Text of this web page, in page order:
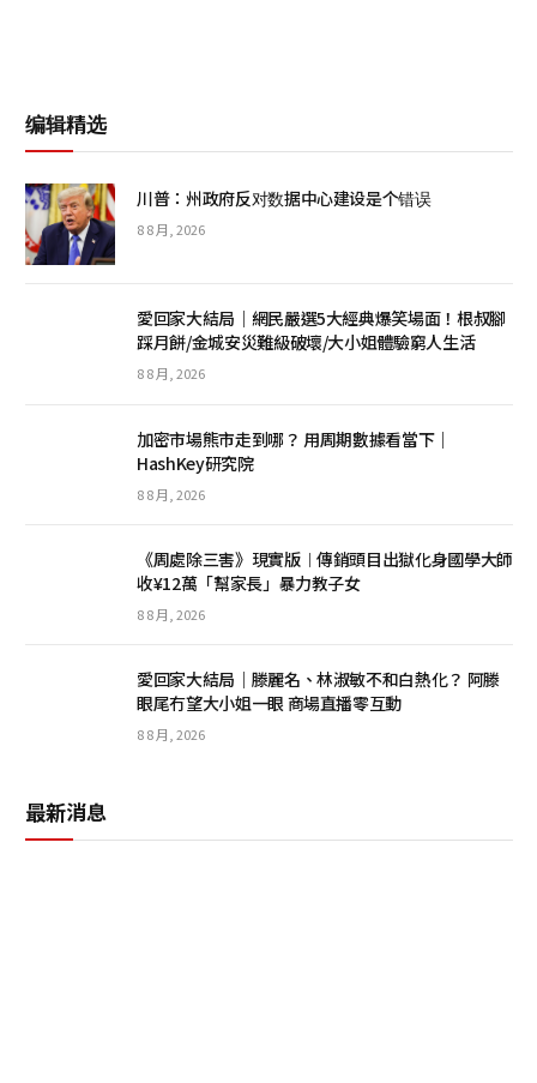
编辑精选
川普：州政府反对数据中心建设是个错误
8 8 月, 2026
愛回家大結局｜網民嚴選5大經典爆笑場面！根叔腳
踩月餅/金城安災難級破壞/大小姐體驗窮人生活
8 8 月, 2026
加密市場熊市走到哪？ 用周期數據看當下｜
HashKey研究院
8 8 月, 2026
《周處除三害》現實版︱傳銷頭目出獄化身國學大師
收¥12萬「幫家長」暴力教子女
8 8 月, 2026
愛回家大結局｜滕麗名、林淑敏不和白熱化？ 阿滕
眼尾冇望大小姐一眼 商場直播零互動
8 8 月, 2026
最新消息